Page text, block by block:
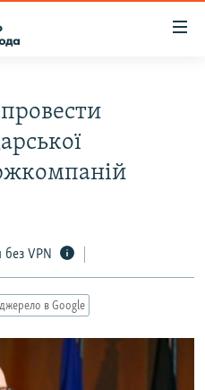
без VPN
в Google